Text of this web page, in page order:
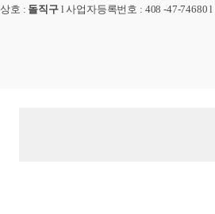
상호 : 돌직구 l사업자등록번호 : 408 -47-74680 l